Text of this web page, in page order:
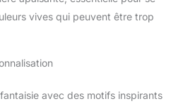
vives qui peuvent être trop
avec des motifs inspirants